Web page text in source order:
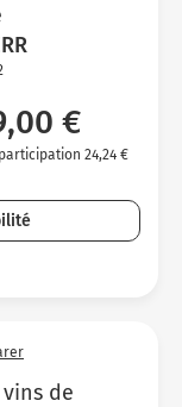
€
24,24 €
vins de